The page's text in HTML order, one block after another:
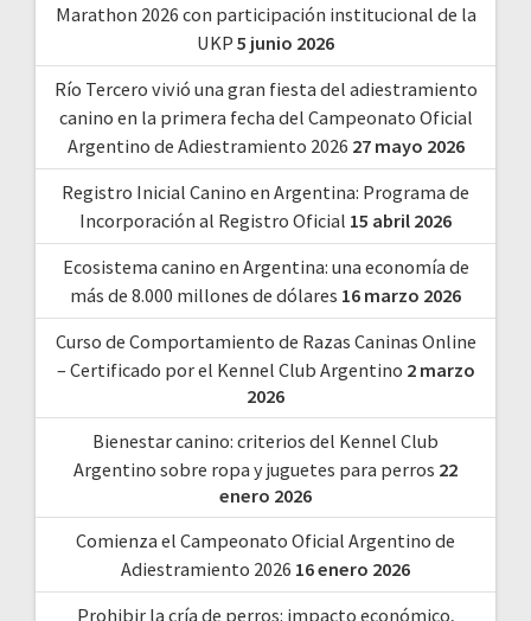
Marathon 2026 con participación institucional de la
UKP 5 junio 2026
Río Tercero vivió una gran fiesta del adiestramiento
canino en la primera fecha del Campeonato Oficial
Argentino de Adiestramiento 2026 27 mayo 2026
Registro Inicial Canino en Argentina: Programa de
Incorporación al Registro Oficial 15 abril 2026
Ecosistema canino en Argentina: una economía de
más de 8.000 millones de dólares 16 marzo 2026
Curso de Comportamiento de Razas Caninas Online
– Certificado por el Kennel Club Argentino 2 marzo
2026
Bienestar canino: criterios del Kennel Club
Argentino sobre ropa y juguetes para perros 22
enero 2026
Comienza el Campeonato Oficial Argentino de
Adiestramiento 2026 16 enero 2026
Prohibir la cría de perros: impacto económico,